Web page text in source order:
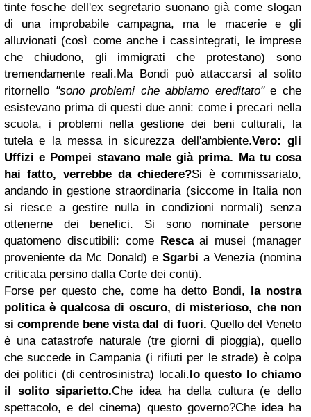
tinte fosche dell'ex segretario suonano già come slogan
di una improbabile campagna, ma le macerie e gli
alluvionati (così come anche i cassintegrati, le imprese
che chiudono, gli immigrati che protestano) sono
tremendamente reali.Ma Bondi può attaccarsi al solito
ritornello "sono problemi che abbiamo ereditato"e che
esistevano prima di questi due anni: come i precari nella
scuola, i problemi nella gestione dei beni culturali, la
tutela e la messa in sicurezza dell'ambiente.Vero: gli
Uffizi e Pompei stavano male già prima. Ma tu cosa
hai fatto, verrebbe da chiedere?Si è commissariato,
andando in gestione straordinaria (siccome in Italia non
si riesce a gestire nulla in condizioni normali) senza
ottenerne dei benefici. Si sono nominate persone
quatomeno discutibili: come
Rescaai musei (manager
proveniente da Mc Donald) eSgarbi a Venezia (nomina
criticata persino dalla Corte dei conti).
Forse per questo che, come ha detto Bondi, la nostra
politica è qualcosa di oscuro, di misterioso, che non
si comprende bene vista dal di fuori. Quello del Veneto
è una catastrofe naturale (tre giorni di pioggia), quello
che succede in Campania (i rifiuti per le strade) è colpa
dei politici (di centrosinistra) locali. Io questo lo chiamo
il solito siparietto.Che idea ha della cultura (e dello
spettacolo, e del cinema) questo governo?Che idea ha